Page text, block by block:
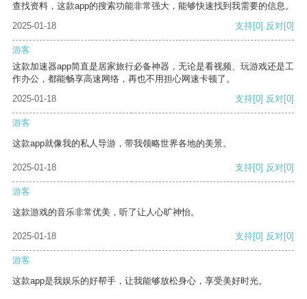
查找资料，这款app的搜索功能非常强大，能够快速找到我需要的信息。
2025-01-18
支持[0] 反对[0]
游客
这款加速器app简直是居家旅行必备神器，无论是看视频、玩游戏还是工
作办公，都能畅享高速网络，再也不用担心网速卡顿了。
2025-01-18
支持[0] 反对[0]
游客
这款app就像我的私人导游，带我领略世界各地的美景。
2025-01-18 支持[0] 反对[0]
游客
这款游戏的音乐非常优美，听了让人心旷神怡。
2025-01-18 支持[0] 反对[0]
游客
这款app是我娱乐的好帮手，让我能够放松身心，享受美好时光。